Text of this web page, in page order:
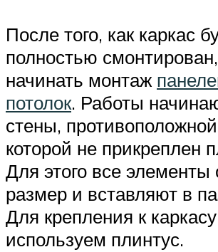
После того, как каркас
полностью
начинать монтаж
потолок. Работы
стены,
которой не прикреплен
Для этого все элементы
размер и вставляют в
Для крепления к каркасу
используем плинтус.